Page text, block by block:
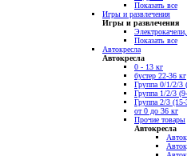
Показать все
Игры и развлечения
Игры и развлечения
Показать все
Автокресла
Автокресла
0 - 13 кг
бустер 22-36 кг
Группа 0/1/2/3
Группа 1/2/3
Группа 2/3 (15-
от 0 до 36 кг
Прочие товары
Автокресла